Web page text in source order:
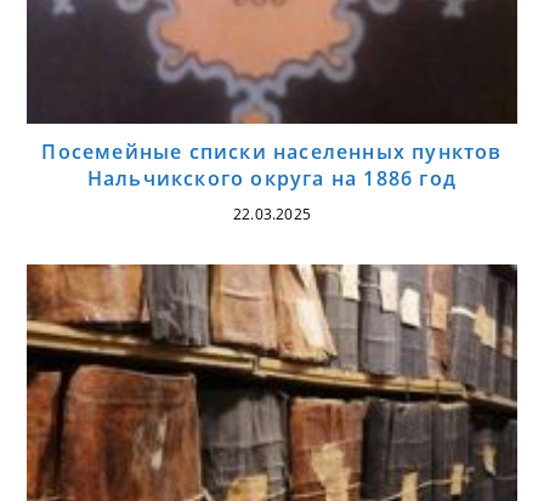
Посемейные списки населенных пунктов
Нальчикского округа на 1886 год
22.03.2025